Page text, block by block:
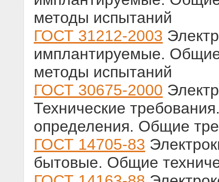
методы испытаний
ГОСТ 31212-2003
имплантируемые. Общие
методы испытаний
ГОСТ 30675-2000
Технические
определения. Общие
ГОСТ 14705-83
бытовые. Общие